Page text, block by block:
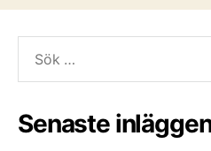
efter:
Senaste